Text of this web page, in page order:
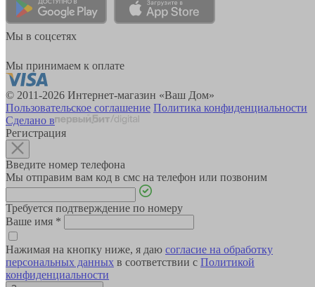
Мы в соцсетях
Мы принимаем к оплате
© 2011-2026 Интернет-магазин «Ваш Дом»
Пользовательское соглашение Политика конфиденциальности
Сделано в
Регистрация
Введите номер телефона
Мы отправим вам код в смс на телефон или позвоним
Требуется подтверждение по номеру
Ваше имя *
Нажимая на кнопку ниже, я даю согласие на обработку
персональных данных в соответствии с Политикой
конфиденциальности